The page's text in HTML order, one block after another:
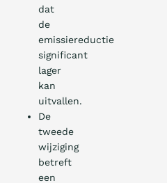
dat
de
emissiereductie
significant
lager
kan
uitvallen.
De
tweede
wijziging
betreft
een